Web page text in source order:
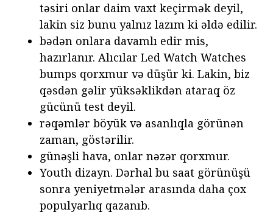
təsiri onlar daim vaxt keçirmək deyil,
lakin siz bunu yalnız lazım ki əldə edilir.
bədən onlara davamlı edir mis,
hazırlanır. Alıcılar Led Watch Watches
bumps qorxmur və düşür ki. Lakin, biz
qəsdən gəlir yüksəklikdən ataraq öz
gücünü test deyil.
rəqəmlər böyük və asanlıqla görünən
zaman, göstərilir.
günəşli hava, onlar nəzər qorxmur.
Youth dizayn. Dərhal bu saat görünüşü
sonra yeniyetmələr arasında daha çox
populyarlıq qazanıb.